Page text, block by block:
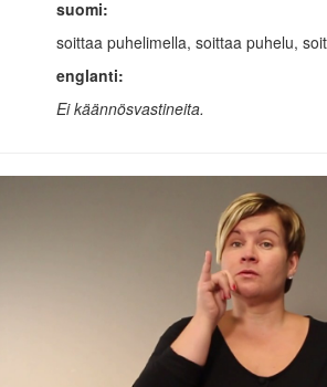
suomi:
soittaa puhelimella, soittaa puhelu,
englanti:
Ei käännösvastineita.